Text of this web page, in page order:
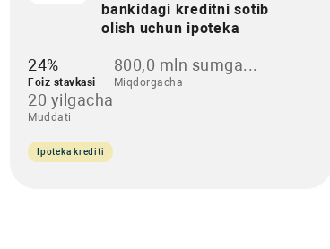
bankidagi kreditni sotib
olish uchun ipoteka
24%
Foiz stavkasi
800,0 mln sumga...
Miqdorgacha
20 yilgacha
Muddati
Ipoteka krediti